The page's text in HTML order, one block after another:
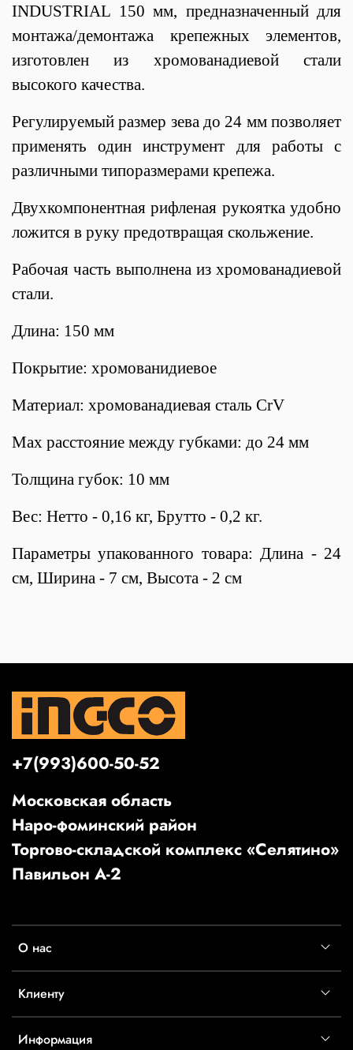
INDUSTRIAL 150 мм, предназначенный для
монтажа/демонтажа крепежных элементов,
изготовлен из хромованадиевой стали
высокого качества.
Регулируемый размер зева до 24 мм позволяет
применять один инструмент для работы с
различными типоразмерами крепежа.
Двухкомпонентная рифленая рукоятка удобно
ложится в руку предотвращая скольжение.
Рабочая часть выполнена из хромованадиевой
стали.
Длина: 150 мм
Покрытие: хромованидиевое
Материал: хромованадиевая сталь CrV
Max расстояние между губками: до 24 мм
Толщина губок: 10 мм
Вес: Нетто - 0,16 кг, Брутто - 0,2 кг.
Параметры упакованного товара: Длина - 24
см, Ширина - 7 см, Высота - 2 см
О нас
Клиенту
Информация
+7(993)600-50-52
Московская область
Наро-фоминский район
Торгово-складской комплекс «Селятино»
Павильон А-2